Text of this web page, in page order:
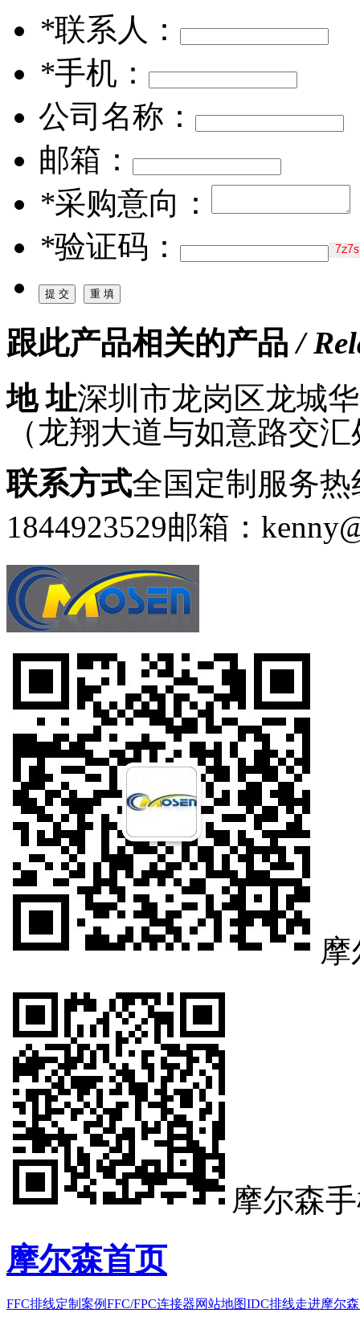
*联系人：
*手机：
公司名称：
邮箱：
*采购意向：
*验证码：
跟此产品相关的产品/
地 址深圳市龙岗区龙城
（龙翔大道与如意路交
联系方式全国定制服务热
1844923529邮箱：
摩尔森
摩尔森首页
FFC排线定制案例FFC/FPC连接器网站地图IDC排线走进摩尔森